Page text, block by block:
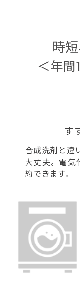
時
＜年間
す
合成洗剤と違
大丈夫。電気
約できます。